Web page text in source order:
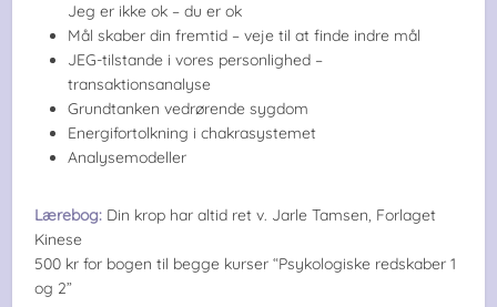
Jeg er ikke ok – du er ok
Mål skaber din fremtid – veje til at finde indre mål
JEG-tilstande i vores personlighed –
transaktionsanalyse
Grundtanken vedrørende sygdom
Energifortolkning i chakrasystemet
Analysemodeller
Lærebog: Din krop har altid ret v. Jarle Tamsen, Forlaget
Kinese
500 kr for bogen til begge kurser “Psykologiske redskaber 1
og 2”